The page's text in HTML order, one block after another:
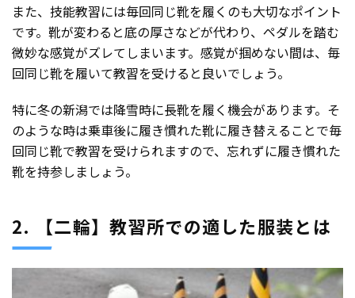
また、技能教習には毎回同じ靴を履くのも大切なポイント
です。靴が変わると底の厚さなどが代わり、ペダルを踏む
微妙な感覚がズレてしまいます。感覚が掴めない間は、毎
回同じ靴を履いて教習を受けると良いでしょう。
特に冬の新潟では降雪時に長靴を履く機会があります。そ
のような時は乗車後に履き慣れた靴に履き替えることで毎
回同じ靴で教習を受けられますので、忘れずに履き慣れた
靴を持参しましょう。
2. 【二輪】教習所での適した服装とは